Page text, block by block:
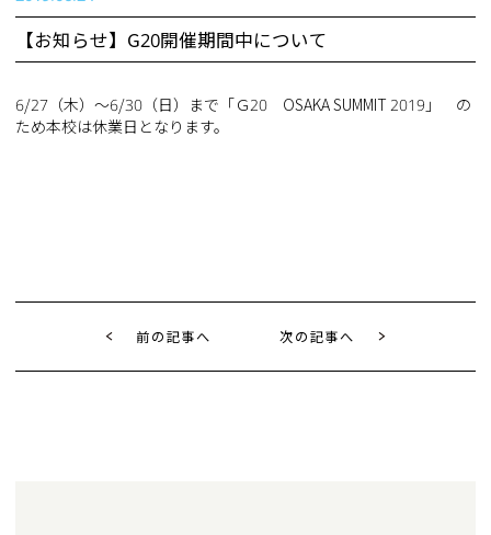
【お知らせ】G20開催期間中について
6/27（木）～6/30（日）まで「Ｇ20 OSAKA SUMMIT 2019」 の
ため本校は休業日となります。
前の記事へ 次の記事へ